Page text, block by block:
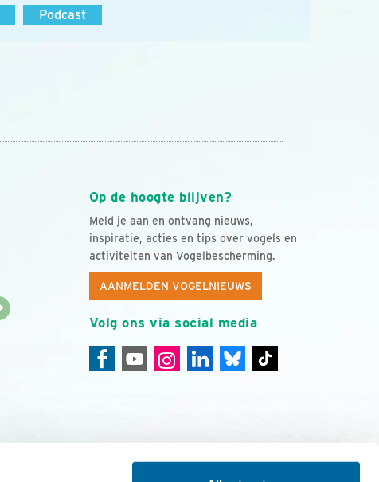
Podcast
Op de hoogte blijven?
Meld je aan en ontvang nieuws,
inspiratie, acties en tips over vogels en
activiteiten van Vogelbescherming.
AANMELDEN VOGELNIEUWS
Volg ons via social media